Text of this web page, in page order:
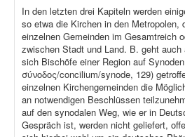
In den letzten drei Kapiteln werden
so etwa die Kirchen in den Metropolen,
einzelnen Gemeinden im Gesamtreich
zwischen Stadt und Land. B. geht
sich Bischöfe einer Region auf
σύνοδος/concilium/synode, 129)
einzelnen Kirchengemeinden die
an notwendigen Beschlüssen
auf den synodalen Weg, wie er in
Gespräch ist, werden nicht geliefert,